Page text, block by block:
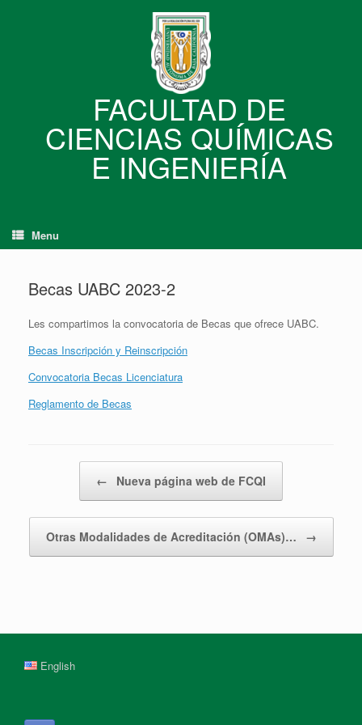
FACULTAD DE
CIENCIAS QUÍMICAS
E INGENIERÍA
Menu
Becas UABC 2023-2
Les compartimos la convocatoria de Becas que ofrece UABC.
Becas Inscripción y Reinscripción
Convocatoria Becas Licenciatura
Reglamento de Becas
← Nueva página web de FCQI
Otras Modalidades de Acreditación (OMAs)… →
English